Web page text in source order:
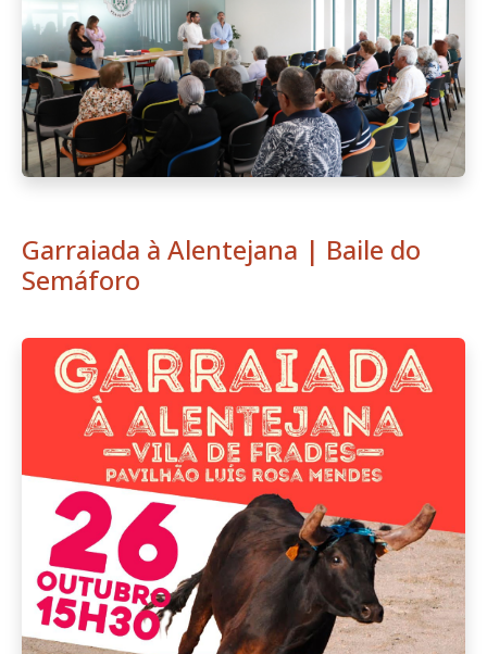
Garraiada à Alentejana | Baile do
Semáforo